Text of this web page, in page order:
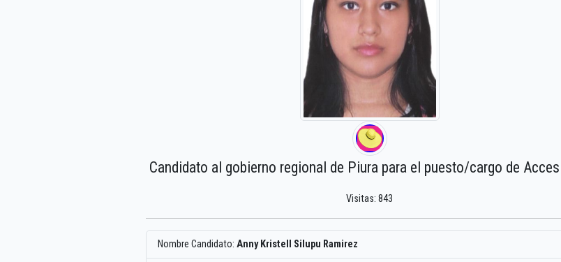
Candidato al gobierno regional de Piura para el puesto/cargo de
Visitas: 843
Nombre Candidato: Anny Kristell Silupu Ramirez